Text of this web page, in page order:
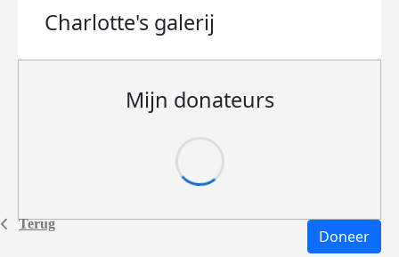
Terug
Charlotte's galerij
Mijn donateurs
Doneer